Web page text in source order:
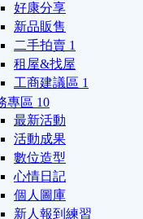
好康分享
新品販售
二手拍賣 1
租屋&找屋
工商建議區 1
專區 10
最新活動
活動成果
數位造型
心情日記
個人圖庫
新人報到練習